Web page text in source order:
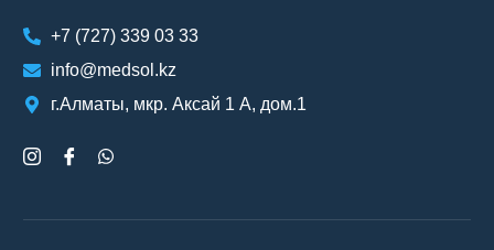
+7 (727) 339 03 33
info@medsol.kz
г.Алматы, мкр. Аксай 1 А, дом.1